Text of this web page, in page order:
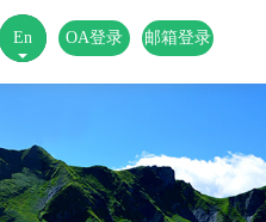
邮箱登录
OA登录
En